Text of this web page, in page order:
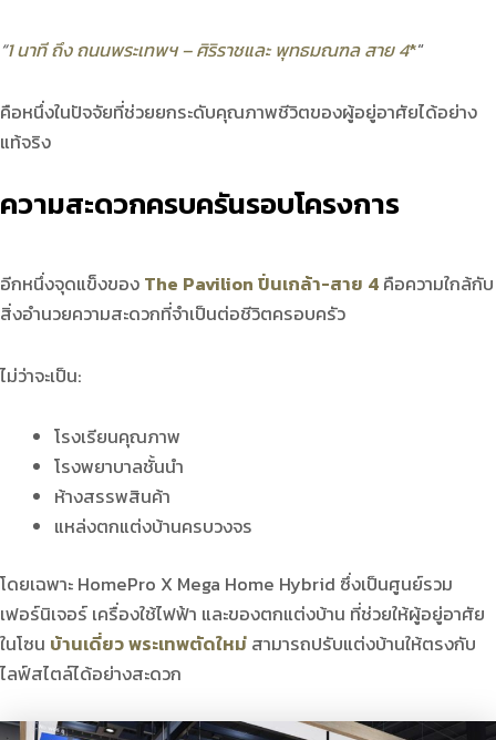
“1 นาที ถึง ถนนพระเทพฯ – ศิริราชและ พุทธมณฑล สาย 4*“
คือหนึ่งในปัจจัยที่ช่วยยกระดับคุณภาพชีวิตของผู้อยู่อาศัยได้อย่าง
แท้จริง
ความสะดวกครบครันรอบโครงการ
อีกหนึ่งจุดแข็งของ The Pavilion ปิ่นเกล้า-สาย 4 คือความใกล้กับ
สิ่งอำนวยความสะดวกที่จำเป็นต่อชีวิตครอบครัว
ไม่ว่าจะเป็น:
โรงเรียนคุณภาพ
โรงพยาบาลชั้นนำ
ห้างสรรพสินค้า
แหล่งตกแต่งบ้านครบวงจร
โดยเฉพาะ HomePro X Mega Home Hybrid ซึ่งเป็นศูนย์รวม
เฟอร์นิเจอร์ เครื่องใช้ไฟฟ้า และของตกแต่งบ้าน ที่ช่วยให้ผู้อยู่อาศัย
ในโซน บ้านเดี่ยว พระเทพตัดใหม่ สามารถปรับแต่งบ้านให้ตรงกับ
ไลฟ์สไตล์ได้อย่างสะดวก